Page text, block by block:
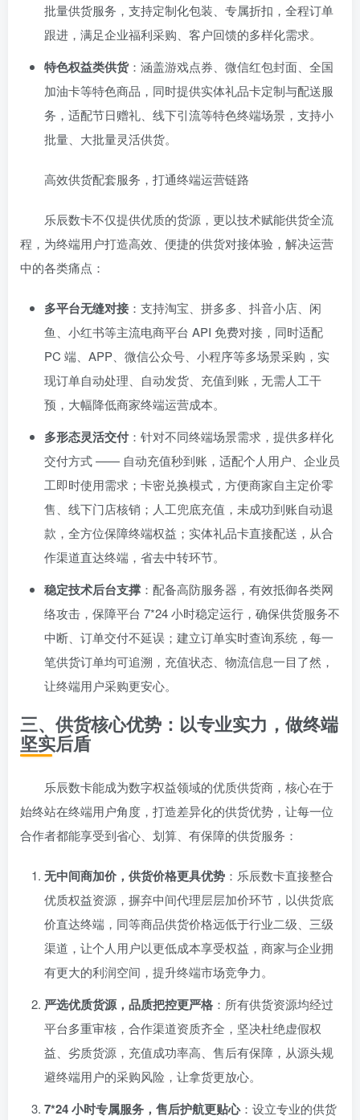
批量供货服务，支持定制化包装、专属折扣，全程订单
跟进，满足企业福利采购、客户回馈的多样化需求。
特色权益类供货：涵盖游戏点券、微信红包封面、全国
加油卡等特色商品，同时提供实体礼品卡定制与配送服
务，适配节日赠礼、线下引流等特色终端场景，支持小
批量、大批量灵活供货。
高效供货配套服务，打通终端运营链路
乐辰数卡不仅提供优质的货源，更以技术赋能供货全流
程，为终端用户打造高效、便捷的供货对接体验，解决运营
中的各类痛点：
多平台无缝对接 ：支持淘宝、拼多多、抖音小店、闲
鱼、小红书等主流电商平台 API 免费对接，同时适配
PC 端、APP、微信公众号、小程序等多场景采购，实
现订单自动处理、自动发货、充值到账，无需人工干
预，大幅降低商家终端运营成本。
多形态灵活交付：针对不同终端场景需求，提供多样化
交付方式 —— 自动充值秒到账，适配个人用户、企业员
工即时使用需求；卡密兑换模式，方便商家自主定价零
售、线下门店核销；人工兜底充值，未成功到账自动退
款，全方位保障终端权益；实体礼品卡直接配送，从合
作渠道直达终端，省去中转环节。
稳定技术后台支撑 ：配备高防服务器，有效抵御各类网
络攻击，保障平台 7*24 小时稳定运行，确保供货服务不
中断、订单交付不延误；建立订单实时查询系统，每一
笔供货订单均可追溯，充值状态、物流信息一目了然，
让终端用户采购更安心。
三、供货核心优势：以专业实力，做终端
坚实后盾
乐辰数卡能成为数字权益领域的优质供货商，核心在于
始终站在终端用户角度，打造差异化的供货优势，让每一位
合作者都能享受到省心、划算、有保障的供货服务：
无中间商加价，供货价格更具优势 ：乐辰数卡直接整合
优质权益资源，摒弃中间代理层层加价环节，以供货底
价直达终端，同等商品供货价格远低于行业二级、三级
渠道，让个人用户以更低成本享受权益，商家与企业拥
有更大的利润空间，提升终端市场竞争力。
严选优质货源，品质把控更严格 ：所有供货资源均经过
平台多重审核，合作渠道资质齐全，坚决杜绝虚假权
益、劣质货源，充值成功率高、售后有保障，从源头规
避终端用户的采购风险，让拿货更放心。
7*24 小时专属服务，售后护航更贴心：设立专业的供货